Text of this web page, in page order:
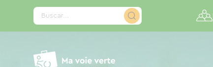
Buscar...
Panel de gestión de cookies